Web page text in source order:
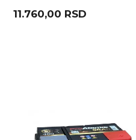
11.760,00 RSD